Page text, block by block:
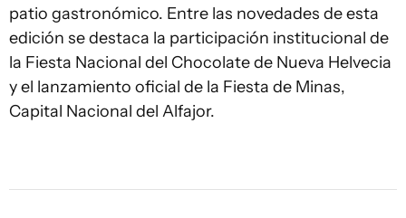
patio gastronómico. Entre las novedades de esta
edición se destaca la participación institucional de
la Fiesta Nacional del Chocolate de Nueva Helvecia
y el lanzamiento oficial de la Fiesta de Minas,
Capital Nacional del Alfajor.